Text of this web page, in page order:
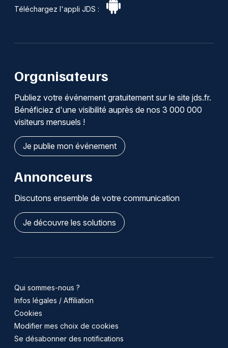
Téléchargez l'appli JDS :
Organisateurs
Publiez votre événement gratuitement sur le site jds.fr.
Bénéficiez d'une visibilité auprès de nos 3 000 000
visiteurs mensuels !
Je publie mon événement
Annonceurs
Discutons ensemble de votre communication
Je découvre les solutions
Qui sommes-nous ?
Infos légales / Affiliation
Cookies
Modifier mes choix de cookies
Se désabonner des notifications